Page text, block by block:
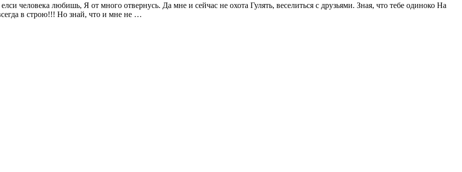
человека любишь, Я от много отвернусь. Да мне и сейчас не охота Гулять, веселиться с друзьями. Зная, что тебе одиноко На
в строю!!! Но знай, что и мне не …